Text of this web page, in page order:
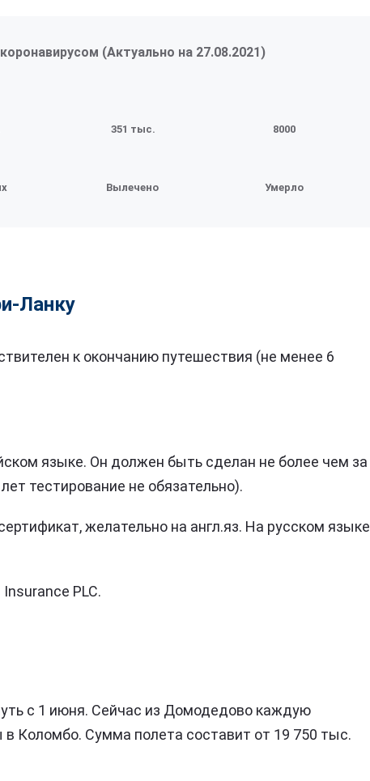
(Актуально на 27.08.2021)
351 тыс.
Вылечено
8000
Умерло
Ланку
к окончанию путешествия (не менее 6
языке. Он должен быть сделан не более чем за
тестирование не обязательно).
желательно на англ.яз. На русском языке
PLC.
с 1 июня. Сейчас из Домодедово каждую
Коломбо. Сумма полета составит от 19 750 тыс.